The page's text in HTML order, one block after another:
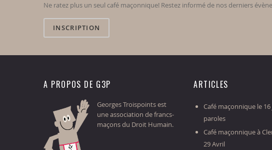
Ne ratez plus un seul café maçonnique! Restez informé de nos derniers
INSCRIPTION
A PROPOS DE G3P
Georges Troispoints est
une association de francs-
maçons du Droit Humain.
ARTICLES
Café maçonnique le
paroles
Café maçonnique à
29 Avril